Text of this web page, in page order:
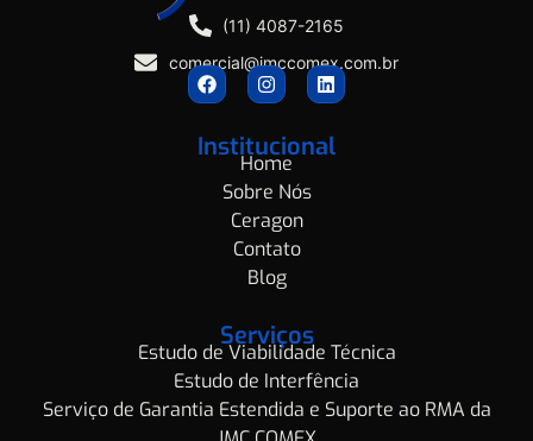
(11) 4087-2165
comercial@jmccomex.com.br
Institucional
Home
Sobre Nós
Ceragon
Contato
Blog
Serviços
Estudo de Viabilidade Técnica
Estudo de Interfência
Serviço de Garantia Estendida e Suporte ao RMA da